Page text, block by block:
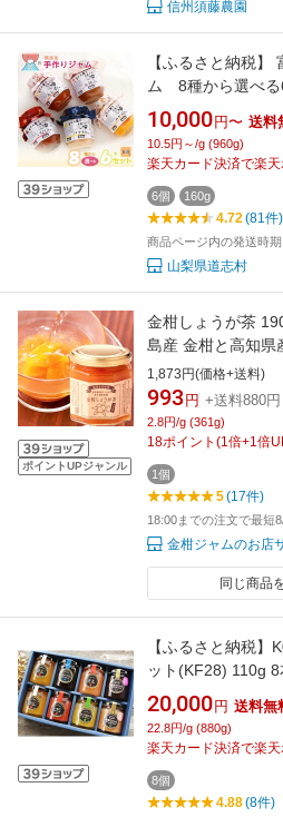
信州須藤農園
【ふるさと納税】
ム 8種から選べ
ャム 手作りジャム
レゼント 山梨県
10,000 円〜 送料
10.5円～/g (960g)
楽天カード決済で楽
6個 160g
4.72(81件)
商品ページ内の発送時
山梨県道志村
ポイントUPジャンル
金柑しょうが茶
島産 金柑と高知県
ャム ギフト お引
しい ラッピング
1,873円(価格+送料)
993 円 +送料880円
2.8円/g (361g)
18ポイント (1倍+1倍
1個
5(17件)
18:00までの注文で最短
金柑ジャムのお店
同じ商品
【ふるさと納税】
ット(KF28) 110g 8
20,000 円 送料無
22.8円/g (880g)
楽天カード決済で楽
8個
4.88(8件)